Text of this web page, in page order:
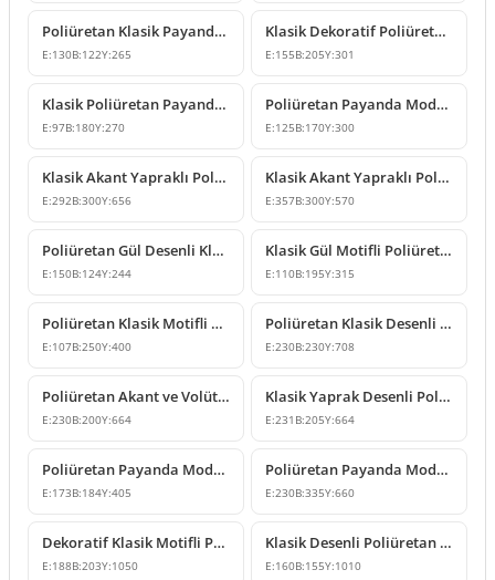
Poliüretan Klasik Payanda Konsol Tasarımı
E:130B:122Y:265
Klasik Dekoratif Poliüretan Payanda Modelleri ve Fiyatları
E:155B:205Y:301
Klasik Poliüretan Payanda Modeli P6020
E:97B:180Y:270
Poliüretan Payanda Modelleri ve Klasik Konsol Tasarımı
E:125B:170Y:300
Klasik Akant Yapraklı Poliüretan Payanda Tasarımı
E:292B:300Y:656
Klasik Akant Yapraklı Poliüretan Payanda Modeli
E:357B:300Y:570
Poliüretan Gül Desenli Klasik Dekoratif Payanda Modeli
E:150B:124Y:244
Klasik Gül Motifli Poliüretan Payanda Süsleme Modelleri
E:110B:195Y:315
Poliüretan Klasik Motifli Dekoratif Payanda Modeli
E:107B:250Y:400
Poliüretan Klasik Desenli Dekoratif Payanda Modeli
E:230B:230Y:708
Poliüretan Akant ve Volüt Motifli Dekoratif Payanda
E:230B:200Y:664
Klasik Yaprak Desenli Poliüretan Payanda
E:231 B:205Y:664
Poliüretan Payanda Modelleri ve Klasik Konsol Tasarımları
E:173B:184Y:405
Poliüretan Payanda Modelleri ve Dekoratif Konsol Tasarımı
E:230B:335Y:660
Dekoratif Klasik Motifli Poliüretan Payanda Konsol
E:188B:203Y:1050
Klasik Desenli Poliüretan Payanda Modeli
E:160B:155Y:1010